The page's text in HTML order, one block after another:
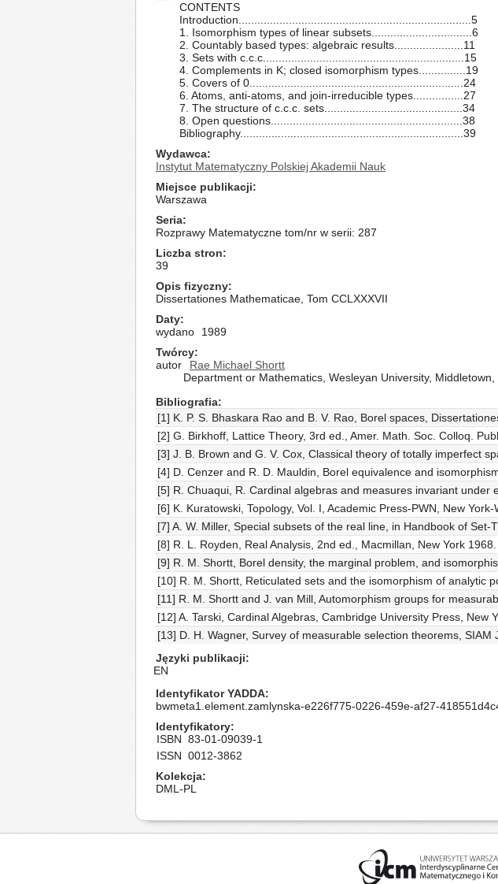
CONTENTS
Introduction..........................................................................5
1. Isomorphism types of linear subsets................................6
2. Countably based types: algebraic results......................11
3. Sets with c.c.c................................................................15
4. Complements in K; closed isomorphism types...............19
5. Covers of 0....................................................................24
6. Atoms, anti-atoms, and join-irreducible types................27
7. The structure of c.c.c. sets............................................34
8. Open questions.............................................................38
Bibliography.......................................................................39
Wydawca
Instytut Matematyczny Polskiej Akademii Nauk
Miejsce publikacji
Warszawa
Seria
Rozprawy Matematyczne tom/nr w serii: 287
Liczba stron
39
Opis fizyczny
Dissertationes Mathematicae, Tom CCLXXXVII
Daty
wydano
1989
Twórcy
autor
Rae Michael Shortt
Department or Mathematics, Wesleyan University,
Bibliografia
[1] K. P. S. Bhaskara Rao and B. V. Rao, Borel spaces,
[2] G. Birkhoff, Lattice Theory, 3rd ed., Amer. Math. Soc. Colloq.
[3] J. B. Brown and G. V. Cox, Classical theory of totally imperfect
[4] D. Cenzer and R. D. Mauldin, Borel equivalence and
[5] R. Chuaqui, R. Cardinal algebras and measures invariant under
[6] K. Kuratowski, Topology, Vol. I, Academic Press-PWN, New York-
[7] A. W. Miller, Special subsets of the real line, in Handbook of
[8] R. L. Royden, Real Analysis, 2nd ed., Macmillan, New York 1968.
[9] R. M. Shortt, Borel density, the marginal problem, and
[10] R. M. Shortt, Reticulated sets and the isomorphism of analytic
[11] R. M. Shortt and J. van Mill, Automorphism groups for
[12] A. Tarski, Cardinal Algebras, Cambridge University Press, New
[13] D. H. Wagner, Survey of measurable selection theorems, SIAM
Języki publikacji
EN
Identyfikator YADDA
bwmeta1.element.zamlynska-e226f775-0226-459e-af27-
Identyfikatory
ISBN 83-01-09039-1
ISSN 0012-3862
Kolekcja
DML-PL